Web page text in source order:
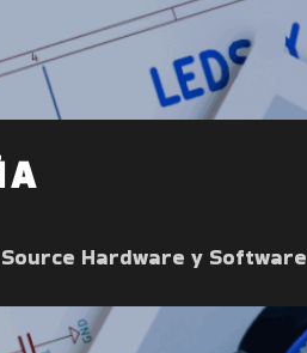
Hardware y Software